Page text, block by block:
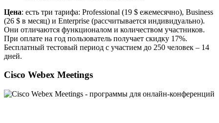
Цена: есть три тарифа: Professional (19 $ ежемесячно), Business
(26 $ в месяц) и Enterprise (рассчитывается индивидуально).
Они отличаются функционалом и количеством участников.
При оплате на год пользователь получает скидку 17%.
Бесплатный тестовый период с участием до 250 человек – 14
дней.
Cisco Webex Meetings